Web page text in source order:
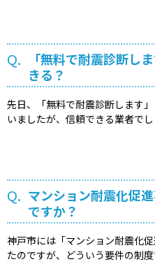
Q.
「無料で耐震診断し
きる？
先日、「無料で耐震診断します
いましたが、信頼できる業者で
Q. マンション耐震化促
ですか？
神戸市には「マンション耐震化
たのですが、どういう要件の制